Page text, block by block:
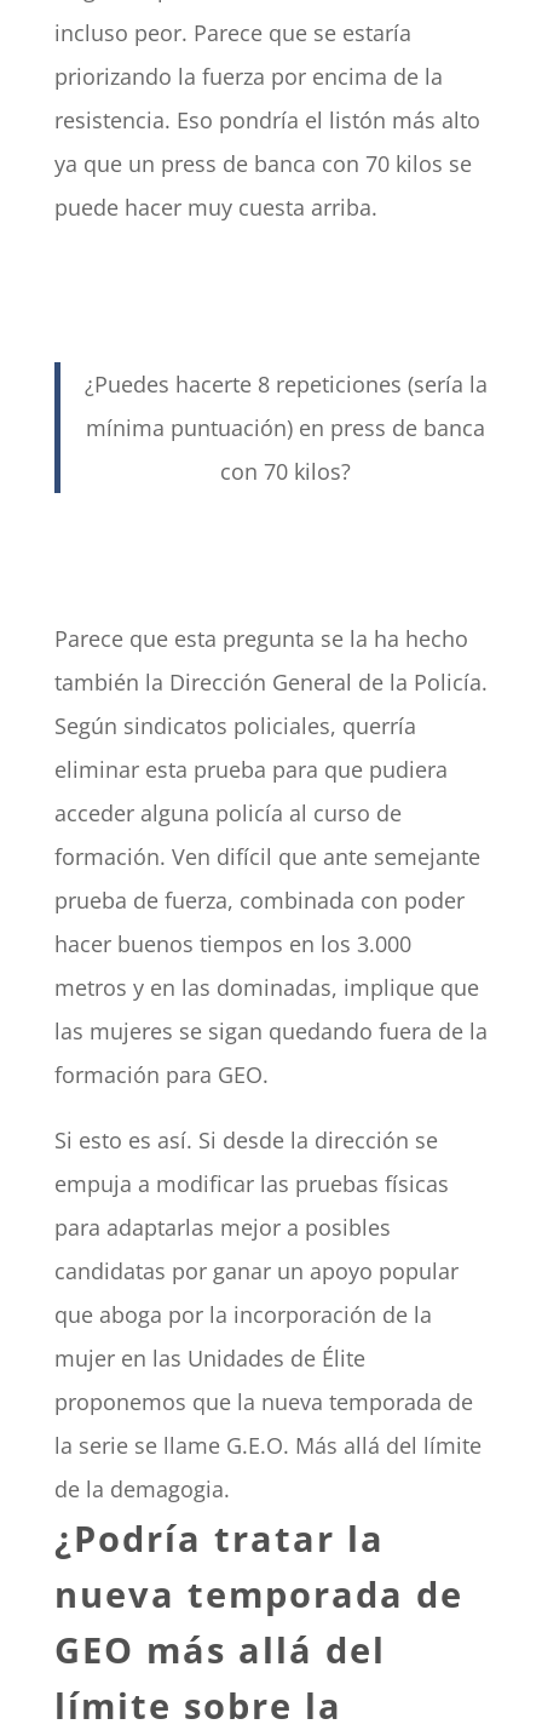
incluso peor. Parece que se estaría
priorizando la fuerza por encima de la
resistencia. Eso pondría el listón más alto
ya que un press de banca con 70 kilos se
puede hacer muy cuesta arriba.
¿Puedes hacerte 8 repeticiones (sería la
mínima puntuación) en press de banca
con 70 kilos?
Parece que esta pregunta se la ha hecho
también la Dirección General de la Policía.
Según sindicatos policiales, querría
eliminar esta prueba para que pudiera
acceder alguna policía al curso de
formación. Ven difícil que ante semejante
prueba de fuerza, combinada con poder
hacer buenos tiempos en los 3.000
metros y en las dominadas, implique que
las mujeres se sigan quedando fuera de la
formación para GEO.
Si esto es así. Si desde la dirección se
empuja a modificar las pruebas físicas
para adaptarlas mejor a posibles
candidatas por ganar un apoyo popular
que aboga por la incorporación de la
mujer en las Unidades de Élite
proponemos que la nueva temporada de
la serie se llame G.E.O. Más allá del límite
de la demagogia.
¿Podría tratar la
nueva temporada de
GEO más allá del
límite sobre la